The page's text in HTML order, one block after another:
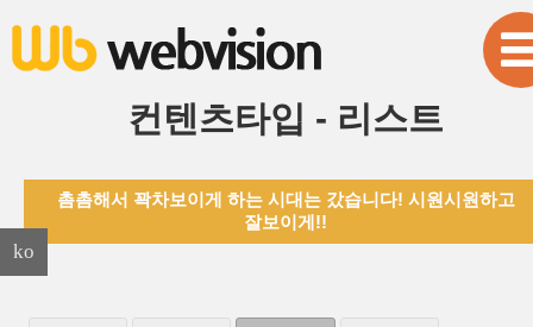
컨텐츠타입 - 리스트
촘촘해서 꽉차보이게 하는 시대는 갔습니다! 시원시원하고
잘보이게!!
ko
Sketchbook5, 스케치북5
Sketchbook5, 스케치북5